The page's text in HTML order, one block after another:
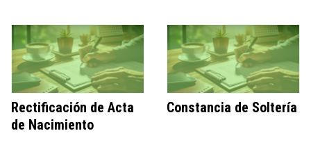
Rectificación de Acta
de Nacimiento
Constancia de Soltería